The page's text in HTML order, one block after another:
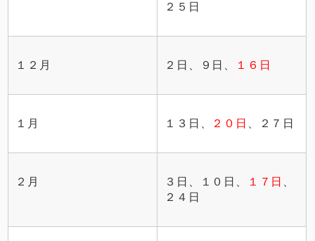
２５日
１２月 ２日、９日、 １６日
１月 １３日、 ２０日 、２７日
２月 ３日、１０日、 １７日
２４日